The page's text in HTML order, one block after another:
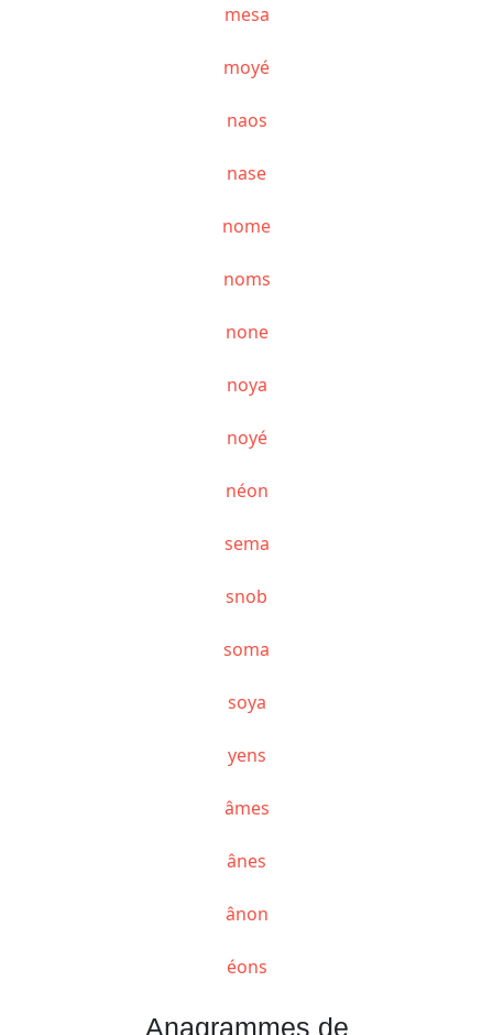
mesa
moyé
naos
nase
nome
noms
none
noya
noyé
néon
sema
snob
soma
soya
yens
âmes
ânes
ânon
éons
Anagrammes de